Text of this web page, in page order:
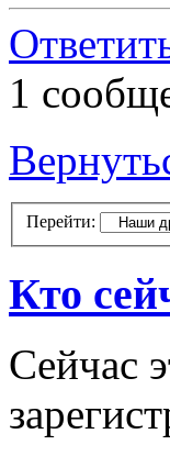
1
Перейти:
Кто
Сейчас